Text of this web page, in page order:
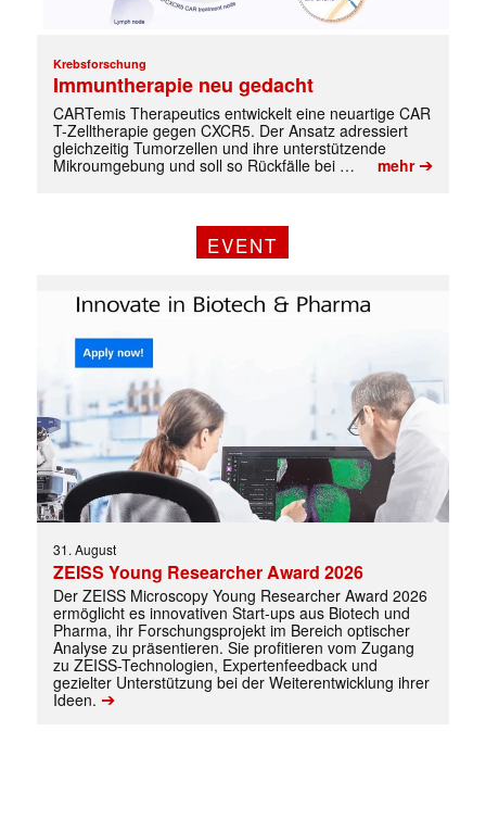
Krebsforschung
Immuntherapie neu gedacht
CARTemis Therapeutics entwickelt eine neuartige CAR
T-Zelltherapie gegen CXCR5. Der Ansatz adressiert
gleichzeitig Tumorzellen und ihre unterstützende
Mikroumgebung und soll so Rückfälle bei …
mehr➔
EVENT
31. August
ZEISS Young Researcher Award 2026
Der ZEISS Microscopy Young Researcher Award 2026
ermöglicht es innovativen Start-ups aus Biotech und
Pharma, ihr Forschungsprojekt im Bereich optischer
Analyse zu präsentieren. Sie profitieren vom Zugang
zu ZEISS-Technologien, Expertenfeedback und
gezielter Unterstützung bei der Weiterentwicklung ihrer
Ideen. ➔